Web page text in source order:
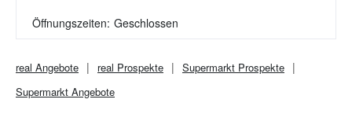
Öffnungszeiten: Geschlossen
real Angebote real Prospekte Supermarkt Prospekte
Supermarkt Angebote